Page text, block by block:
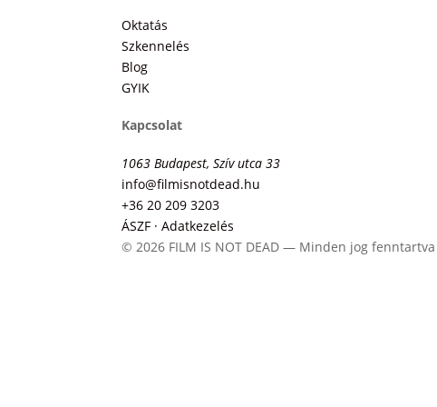
Oktatás
Szkennelés
Blog
GYIK
Kapcsolat
1063 Budapest, Szív utca 33
info@filmisnotdead.hu
+36 20 209 3203
ÁSZF · Adatkezelés
© 2026 FILM IS NOT DEAD — Minden jog fenntartva